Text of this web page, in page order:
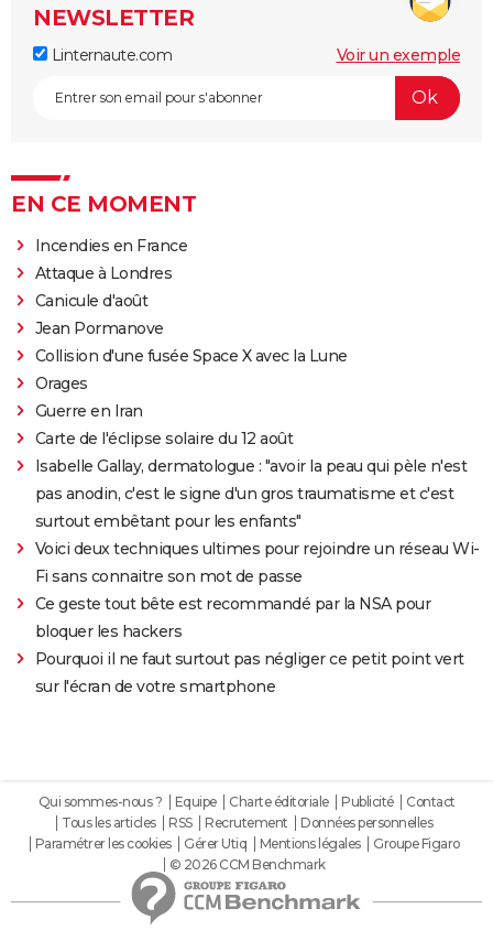
NEWSLETTER
Linternaute.com Voir un exemple
EN CE MOMENT
Incendies en France
Attaque à Londres
Canicule d'août
Jean Pormanove
Collision d'une fusée Space X avec la Lune
Orages
Guerre en Iran
Carte de l'éclipse solaire du 12 août
Isabelle Gallay, dermatologue : "avoir la peau qui pèle n'est
pas anodin, c'est le signe d'un gros traumatisme et c'est
surtout embêtant pour les enfants"
Voici deux techniques ultimes pour rejoindre un réseau Wi-
Fi sans connaitre son mot de passe
Ce geste tout bête est recommandé par la NSA pour
bloquer les hackers
Pourquoi il ne faut surtout pas négliger ce petit point vert
sur l'écran de votre smartphone
Qui sommes-nous ? Equipe Charte éditoriale Publicité
Contact
Tous les articles
RSS Recrutement
Données personnelles
Paramétrer les cookies
Gérer Utiq Mentions légales
Groupe Figaro
© 2026 CCM Benchmark